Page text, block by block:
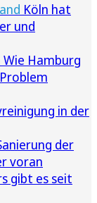
Köln hat
und
Wie Hamburg
in der
der
voran
gibt es seit